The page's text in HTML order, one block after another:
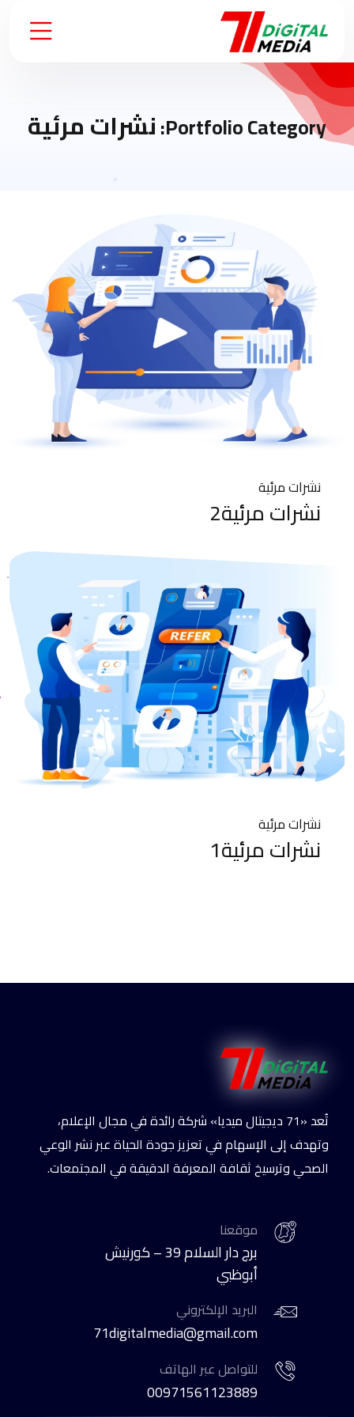
Portfolio Category: نشرات مرئية
نشرات مرئية
نشرات مرئية2
نشرات مرئية
نشرات مرئية1
تُعد «71 ديجيتال ميديا» شركة رائدة في مجال الإعلام،
وتهدف إلى الإسهام في تعزيز جودة الحياة عبر نشر الوعي
الصحي وترسيخ ثقافة المعرفة الدقيقة في المجتمعات.
موقعنا
برج دار السلام 39 – كورنيش
أبوظبي
البريد الإلكتروني
71digitalmedia@gmail.com
للتواصل عبر الهاتف
00971561123889